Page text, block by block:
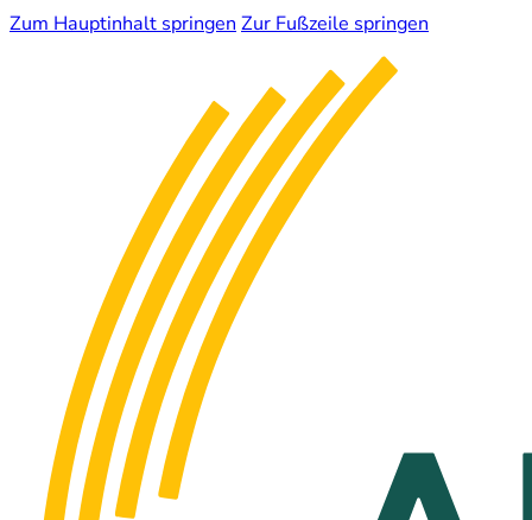
Zum Hauptinhalt springen Zur Fußzeile springen